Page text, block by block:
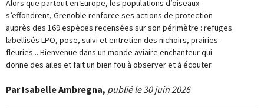
Alors que partout en Europe, les populations d’oiseaux
s’effondrent, Grenoble renforce ses actions de protection
auprès des 169 espèces recensées sur son périmètre : refuges
labellisés LPO, pose, suivi et entretien des nichoirs, prairies
fleuries... Bienvenue dans un monde aviaire enchanteur qui
donne des ailes et fait un bien fou à observer et à écouter.
Par Isabelle Ambregna, publié le 30 juin 2026